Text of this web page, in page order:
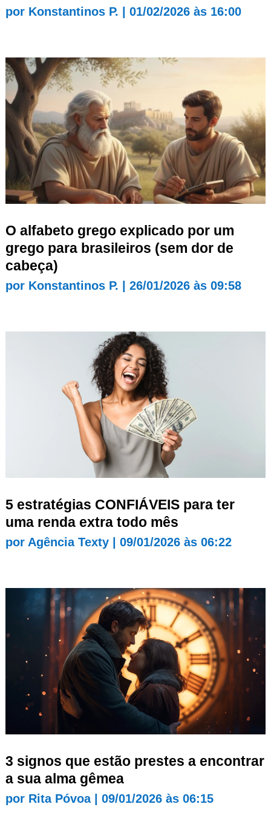
por Konstantinos P. 01/02/2026 às 16:00
O alfabeto grego explicado por um
grego para brasileiros (sem dor de
cabeça)
por Konstantinos P. 26/01/2026 às 09:58
5 estratégias CONFIÁVEIS para ter
uma renda extra todo mês
por Agência Texty| 09/01/2026 às 06:22
3 signos que estão prestes a encontrar
a sua alma gêmea
por Rita Póvoa| 09/01/2026 às 06:15